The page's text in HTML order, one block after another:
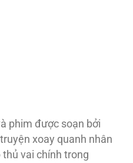
phim được soạn bởi
xoay quanh nhân
vai chính trong